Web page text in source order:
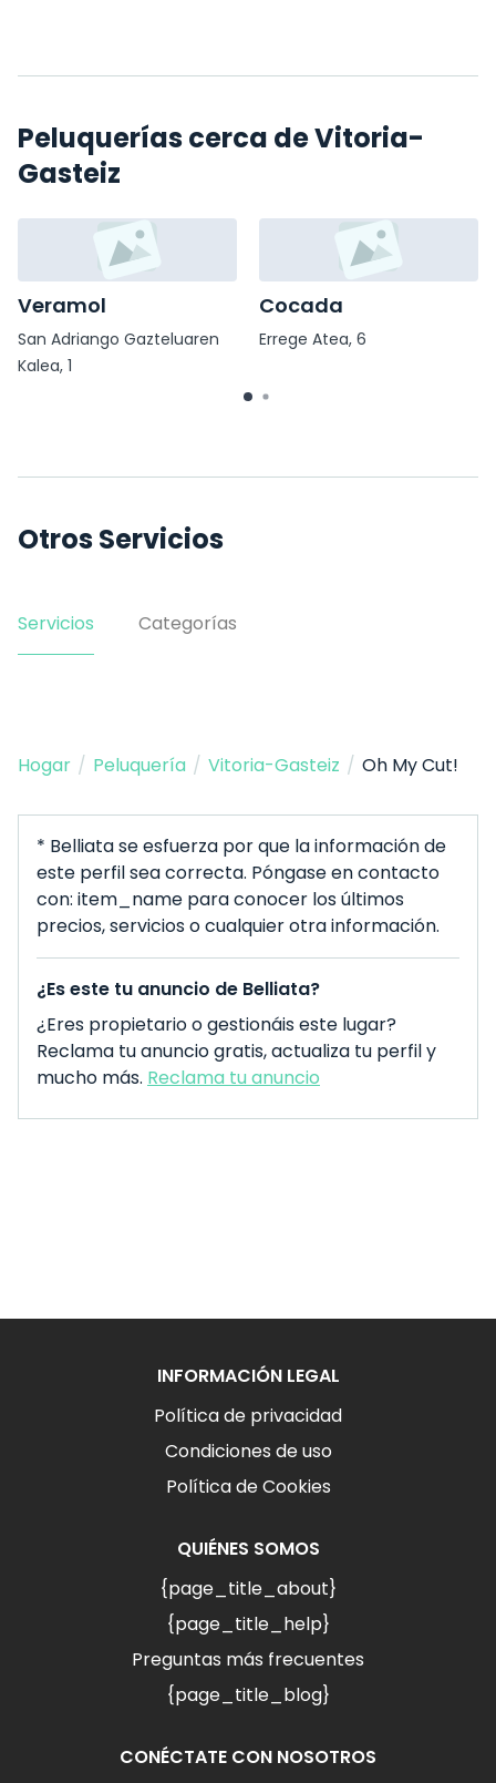
Peluquerías cerca de Vitoria-
Gasteiz
Veramol
San Adriango Gazteluaren
Kalea, 1
Cocada
Errege Atea, 6
Otros Servicios
Servicios Categorías
Hogar / Peluquería / Vitoria-Gasteiz / Oh My Cut!
* Belliata se esfuerza por que la información de
este perfil sea correcta. Póngase en contacto
con: item_name para conocer los últimos
precios, servicios o cualquier otra información.
¿Es este tu anuncio de Belliata?
¿Eres propietario o gestionáis este lugar?
Reclama tu anuncio gratis, actualiza tu perfil y
mucho más. Reclama tu anuncio
INFORMACIÓN LEGAL
Política de privacidad
Condiciones de uso
Política de Cookies
QUIÉNES SOMOS
{page_title_about}
{page_title_help}
Preguntas más frecuentes
{page_title_blog}
CONÉCTATE CON NOSOTROS